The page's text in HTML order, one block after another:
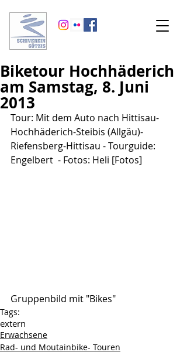
Biketour Hochhäderich
am Samstag, 8. Juni
2013
Tour: Mit dem Auto nach Hittisau-
Hochhäderich-Steibis (Allgäu)-
Riefensberg-Hittisau - Tourguide:
Engelbert  - Fotos: Heli [Fotos]
Gruppenbild mit "Bikes"
Tags:
extern
Erwachsene
Rad- und Moutainbike- Touren